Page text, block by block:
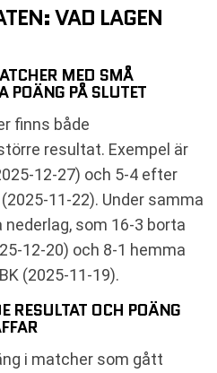
VAD LAGEN
MED SMÅ
POÄNG PÅ SLUTET
finns både
resultat. Exempel är
12-27) och 5-4 efter
11-22). Under samma
som 16-3 borta
12-20) och 8-1 hemma
(2025-11-19).
RESULTAT OCH POÄNG
i matcher som gått